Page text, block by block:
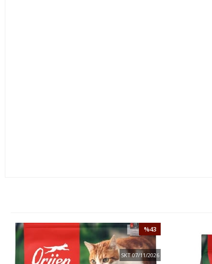
%43
İNDIRIM
SKT 07/11/2026